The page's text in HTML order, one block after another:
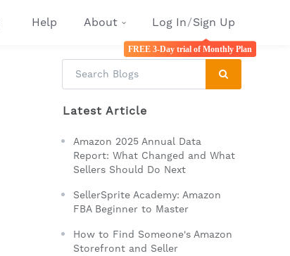
Help About Log In/Sign Up
FREE 3-Day trial of Monthly Plan
Latest Article
Amazon 2025 Annual Data
Report: What Changed and What
Sellers Should Do Next
SellerSprite Academy: Amazon
FBA Beginner to Master
How to Find Someone's Amazon
Storefront and Seller